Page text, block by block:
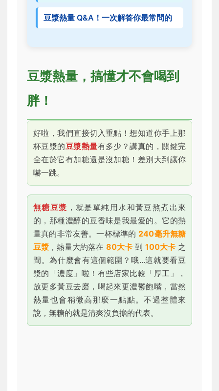
豆漿熱量 Q&A！一次解答你最常問的
豆漿熱量，搞懂才不會喝到
胖！
好啦，我們直接切入重點！想知道你手上那
杯豆漿的豆漿熱量有多少？講真的，關鍵完
全在於它有加糖還是沒加糖！差別大到讓你
嚇一跳。
無糖豆漿 ，就是單純用水和黃豆熬煮出來
的，那種濃醇的豆香味是我最愛的。它的熱
量真的非常友善。一杯標準的 240毫升無糖
豆漿 ，熱量大約落在 80大卡 到 100大卡 之
間。為什麼會有這個範圍？哦...這就要看豆
漿的「濃度」啦！有些店家比較「厚工」，
放更多黃豆去磨，喝起來更濃鬱飽嘴，當然
熱量也會稍微高那麼一點點。不過整體來
說，無糖的就是清爽沒負擔的代表。